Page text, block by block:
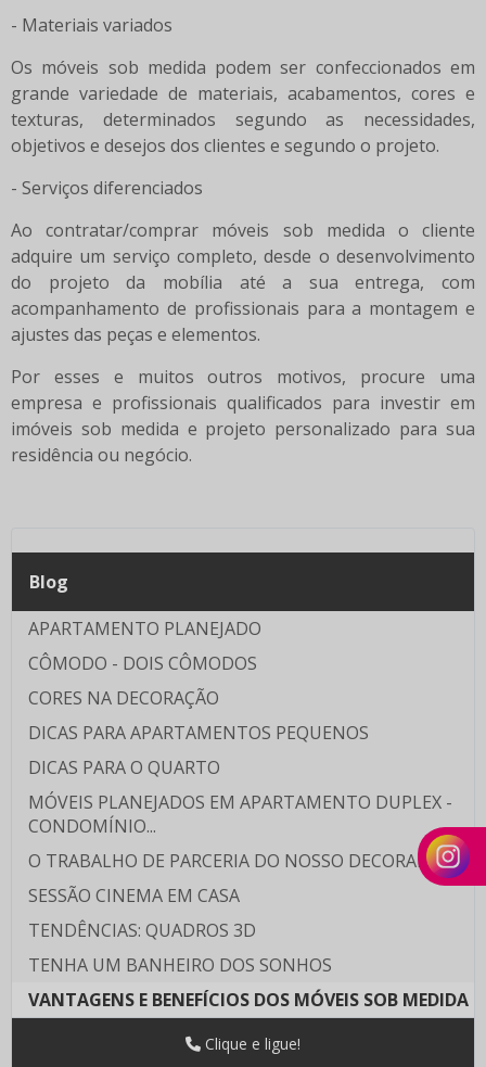
- Materiais variados
Os móveis sob medida podem ser confeccionados em
grande variedade de materiais, acabamentos, cores e
texturas, determinados segundo as necessidades,
objetivos e desejos dos clientes e segundo o projeto.
- Serviços diferenciados
Ao contratar/comprar móveis sob medida o cliente
adquire um serviço completo, desde o desenvolvimento
do projeto da mobília até a sua entrega, com
acompanhamento de profissionais para a montagem e
ajustes das peças e elementos.
Por esses e muitos outros motivos, procure uma
empresa e profissionais qualificados para investir em
imóveis sob medida e projeto personalizado para sua
residência ou negócio.
Blog
APARTAMENTO PLANEJADO
CÔMODO - DOIS CÔMODOS
CORES NA DECORAÇÃO
DICAS PARA APARTAMENTOS PEQUENOS
DICAS PARA O QUARTO
MÓVEIS PLANEJADOS EM APARTAMENTO DUPLEX -
CONDOMÍNIO...
O TRABALHO DE PARCERIA DO NOSSO DECORADOR...
SESSÃO CINEMA EM CASA
TENDÊNCIAS: QUADROS 3D
TENHA UM BANHEIRO DOS SONHOS
VANTAGENS E BENEFÍCIOS DOS MÓVEIS SOB MEDIDA
Clique e ligue!